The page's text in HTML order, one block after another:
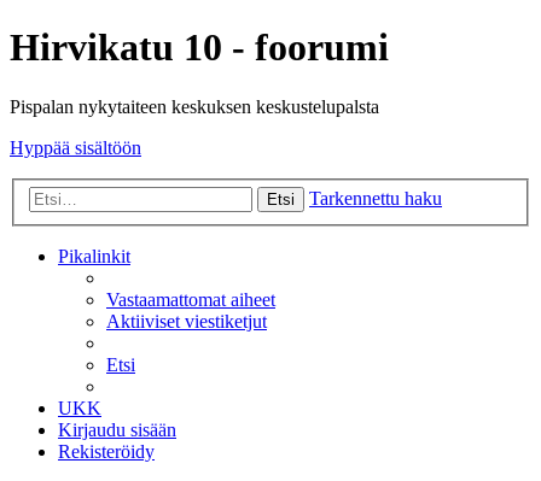
Hirvikatu 10 - foorumi
Pispalan nykytaiteen keskuksen keskustelupalsta
Hyppää sisältöön
Etsi Tarkennettu haku
Pikalinkit
Vastaamattomat aiheet
Aktiiviset viestiketjut
Etsi
UKK
Kirjaudu sisään
Rekisteröidy